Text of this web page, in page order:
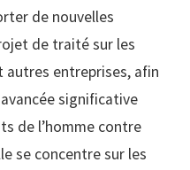
de nouvelles
de traité sur les
entreprises, afin
significative
de l’homme contre
se concentre sur les